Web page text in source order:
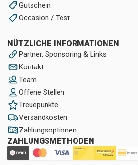
Gutschein
Occasion / Test
NÜTZLICHE INFORMATIONEN
Partner, Sponsoring & Links
Kontakt
Team
Offene Stellen
Treuepunkte
Versandkosten
Zahlungsoptionen
ZAHLUNGSMETHODEN